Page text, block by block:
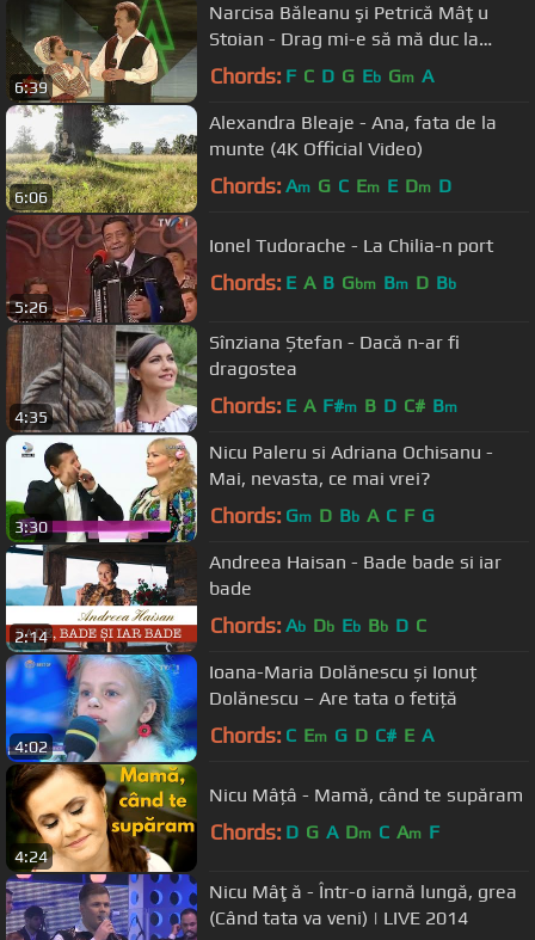
6:39
Narcisa Băleanu şi Petrică Mâţu
Stoian - Drag mi-e să mă duc la
munte (#VedetaPopulară)
Chords: F C D G Eb Gm A
6:06
Alexandra Bleaje - Ana, fata de la
munte (4K Official Video)
Chords: Am G C Em E Dm D
5:26
Ionel Tudorache - La Chilia-n port
Chords: E A B Gbm Bm D Bb
4:35
Sînziana Ștefan - Dacă n-ar fi
dragostea
Chords: E A F#m B D C# Bm
3:30
Nicu Paleru si Adriana Ochisanu -
Mai, nevasta, ce mai vrei?
Chords: Gm D Bb A C F G
2:14
Andreea Haisan - Bade bade si iar
bade
Chords: Ab Db Eb Bb D C
4:02
Ioana-Maria Dolănescu și Ionuț
Dolănescu – Are tata o fetiță
Chords: C Em G D C# E A
4:24
Nicu Mâțâ - Mamă, când te supăram
Chords: D G A Dm C Am F
Nicu Mâţă - Într-o iarnă lungă, grea
(Când tata va veni) | LIVE 2014